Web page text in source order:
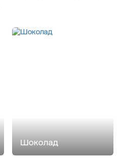
Шоколад